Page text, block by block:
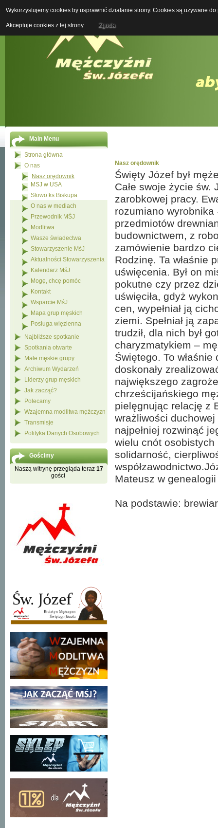
Boży
Main Menu
Strona główna
O nas
Nasz orędownik
MSJ w USA
Słowo ks Biskupa
O nas w mediach
Przewodnik MŚJ
Modlitwa
Wasze świadectwa
Stowarzyszenie MśJ
Aktualności Stowarzyszenia
Kalendarz MśJ
Mogę, chcę pomóc
Kontakt
Wsparcie MśJ
Mapa grup męskich
Posługa więzienna
Najbliższe spotkanie
Spotkania otwarte
Małe męskie grupy
Archiwum Wydarzeń
Liderzy grup męskich
Jak zacząć?
Polecamy
Wzajemna modlitwa mężczyzn
Transmisje
Polityka Danych Osobowych
Gościmy
Naszą witrynę przegląda teraz 17
gości
Nasz orędownik
Święty Józef był
Całe swoje życie
zarobkowej pracy.
rozumiano
przedmiotów
budownictwem, z
zamówienie bardzo
Rodzinę. Ta właśnie
uświęcenia. Był on
pokutne czy przez
uświęciła, gdyż
cen, wypełniał ją
ziemi. Spełniał ją
trudził, dla nich był
charyzmatykiem –
Świętego. To
doskonały
największego
chrześcijańskiego
pielęgnując relację z
wrażliwości
najpełniej rozwinąć
wielu cnót osobistych
solidarność,
Mateusz w
Na podstawie:
Wykorzystujemy cookies by usprawnić działanie strony. Cookies są używane
Akceptuje cookies z tej strony. Zgoda